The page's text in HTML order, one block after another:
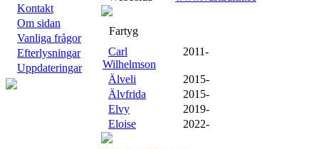
Kontakt
Om sidan
Vanliga frågor
Efterlysningar
Uppdateringar
Fartyg
Carl
Wilhelmson
2011-
Älveli
2015-
Älvfrida
2015-
Elvy
2019-
Eloise
2022-